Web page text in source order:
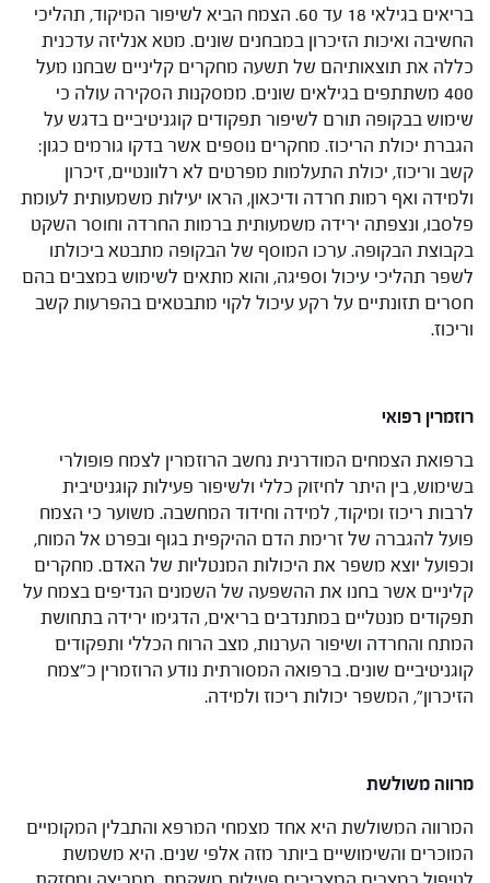
בריאים בגילאי 18 עד 60. הצמח הביא לשיפור המיקוד, תהליכי
החשיבה ואיכות הזיכרון במבחנים שונים. מטא אנליזה עדכנית
כללה את תוצאותיהם של תשעה מחקרים קליניים שבחנו מעל
400 משתתפים בגילאים שונים. ממסקנות הסקירה עולה כי
שימוש בבקופה תורם לשיפור תפקודים קוגניטיביים בדגש על
הגברת יכולת הריכוז. מחקרים נוספים אשר בדקו גורמים כגון:
קשב וריכוז, יכולת התעלמות מפרטים לא רלוונטיים, זיכרון
ולמידה ואף רמות חרדה ודיכאון, הראו יעילות משמעותית לעומת
פלסבו, ונצפתה ירידה משמעותית ברמות החרדה וחוסר השקט
בקבוצת הבקופה. ערכו המוסף של הבקופה מתבטא ביכולתו
לשפר תהליכי עיכול וספיגה, והוא מתאים לשימוש במצבים בהם
חסרים תזונתיים על רקע עיכול לקוי מתבטאים בהפרעות קשב
וריכוז.
רוזמרין רפואי
ברפואת הצמחים המודרנית נחשב הרוזמרין לצמח פופולרי
בשימוש, בין היתר לחיזוק כללי ולשיפור פעילות קוגניטיבית
לרבות ריכוז ומיקוד, למידה וחידוד המחשבה. משוער כי הצמח
פועל להגברה של זרימת הדם ההיקפית בגוף ובפרט אל המוח,
וכפועל יוצא משפר את היכולות המנטליות של האדם. מחקרים
קליניים אשר בחנו את ההשפעה של השמנים הנדיפים בצמח על
תפקודים מנטליים במתנדבים בריאים, הדגימו ירידה בתחושת
המתח והחרדה ושיפור הערנות, מצב הרוח הכללי ותפקודים
קוגניטיביים שונים. ברפואה המסורתית נודע הרוזמרין כ"צמח
הזיכרון", המשפר יכולות ריכוז ולמידה.
מרווה משולשת
המרווה המשולשת היא אחד מצמחי המרפא והתבלין המקומיים
המוכרים והשימושיים ביותר מזה אלפי שנים. היא משמשת